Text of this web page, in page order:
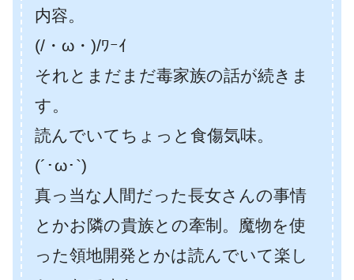
内容。
(/・ω・)/ﾜｰｲ
それとまだまだ毒家族の話が続きま
す。
読んでいてちょっと食傷気味。
(´･ω･`)
真っ当な人間だった長女さんの事情
とかお隣の貴族との牽制。魔物を使
った領地開発とかは読んでいて楽し